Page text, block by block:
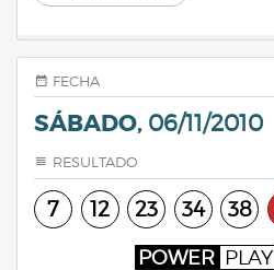
FECHA
SÁBADO, 06/11/2010
RESULTADO
7 12 23 34 38
POWER PLAY